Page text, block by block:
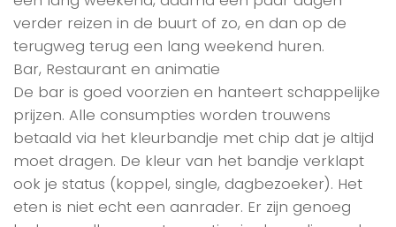
verder reizen in de buurt of zo, en dan op de
terugweg terug een lang weekend huren.
Bar, Restaurant en animatie
De bar is goed voorzien en hanteert schappelijke
prijzen. Alle consumpties worden trouwens
betaald via het kleurbandje met chip dat je altijd
moet dragen. De kleur van het bandje verklapt
ook je status (koppel, single, dagbezoeker). Het
eten is niet echt een aanrader. Er zijn genoeg